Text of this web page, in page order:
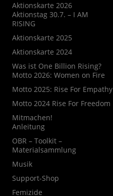
Aktionskarte 2026
Aktionstag 30.7. – I AM
RISING
Aktionskarte 2025
Aktionskarte 2024
Was ist One Billion Rising?
Motto 2026: Women on Fire
Motto 2025: Rise For Empathy
Motto 2024 Rise For Freedom
Mitmachen!
Anleitung
OBR – Toolkit –
Materialsammlung
Musik
Support-Shop
Femizide